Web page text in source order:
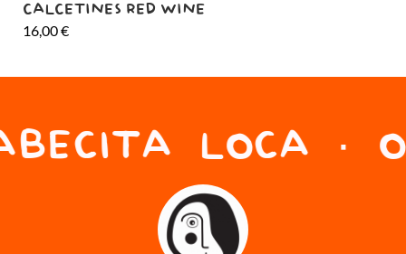
CALCETINES RED WINE
16,00€
LOCA ·